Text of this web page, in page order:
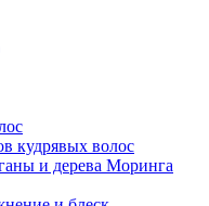
кудрявых волос
и дерева Моринга